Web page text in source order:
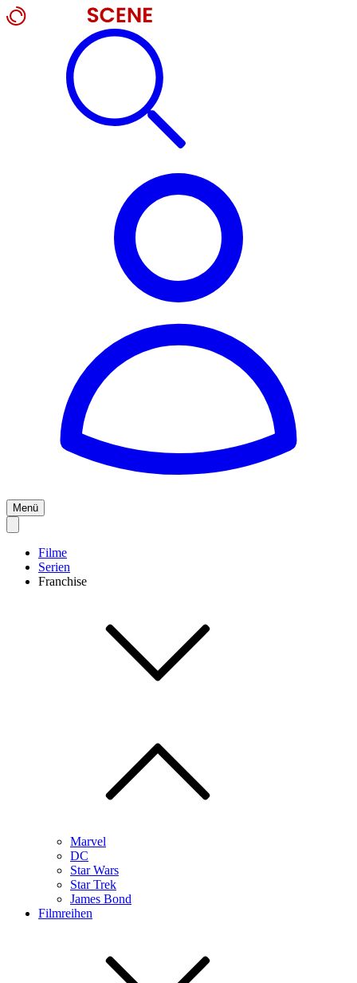
Menü
Filme
Serien
Franchise
Marvel
DC
Star Wars
Star Trek
James Bond
Filmreihen